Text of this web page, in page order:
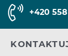
+420